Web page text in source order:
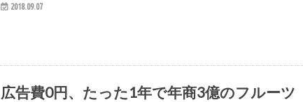
2018.09.07
広告費0円、たった1年で年商3億のフルーツ